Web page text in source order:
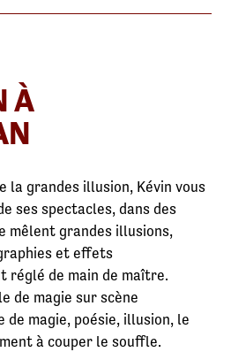
À
la grandes illusion, Kévin vous
ses spectacles, dans des
mêlent grandes illusions,
et effets
réglé de main de maître.
de magie sur scène
de magie, poésie, illusion, le
à couper le souffle.